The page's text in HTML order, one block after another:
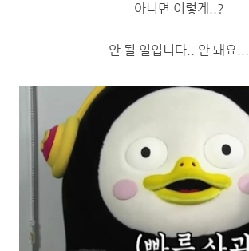
아니면 이렇게..?
안 될 일입니다.. 안 돼요...